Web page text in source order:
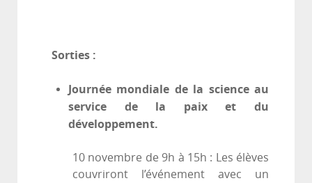
Sorties :
Journée mondiale de la science au
service de la paix et du
développement.
10 novembre de 9h à 15h : Les élèves
couvriront l’événement avec un